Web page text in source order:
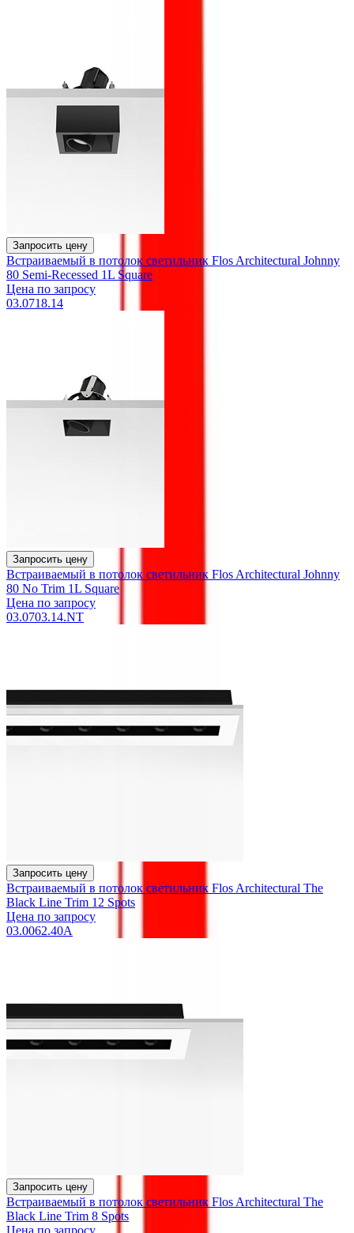
Запросить цену
Встраиваемый в потолок светильник Flos Architectural Johnny
80 Semi-Recessed 1L Square
Цена по запросу
03.0718.14
Запросить цену
Встраиваемый в потолок светильник Flos Architectural Johnny
80 No Trim 1L Square
Цена по запросу
03.0703.14.NT
Запросить цену
Встраиваемый в потолок светильник Flos Architectural The
Black Line Trim 12 Spots
Цена по запросу
03.0062.40A
Запросить цену
Встраиваемый в потолок светильник Flos Architectural The
Black Line Trim 8 Spots